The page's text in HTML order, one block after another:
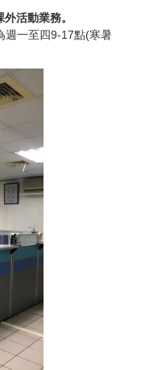
活動業務。
週一至四9-17點(寒暑